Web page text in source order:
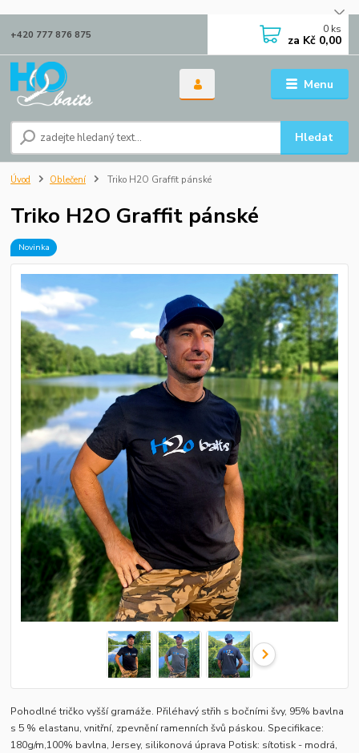
Menu
Hledat
+420 777 876 875 0 ks
za Kč 0,00
Úvod Oblečení Triko H2O Graffit pánské
Triko H2O Graffit pánské
Novinka
Pohodlné tričko vyšší gramáže. Přiléhavý střih s bočními švy, 95% bavlna
s 5 % elastanu, vnitřní, zpevnění ramenních švů páskou. Specifikace:
180g/m,100% bavlna, Jersey, silikonová úprava Potisk: sítotisk - modrá,